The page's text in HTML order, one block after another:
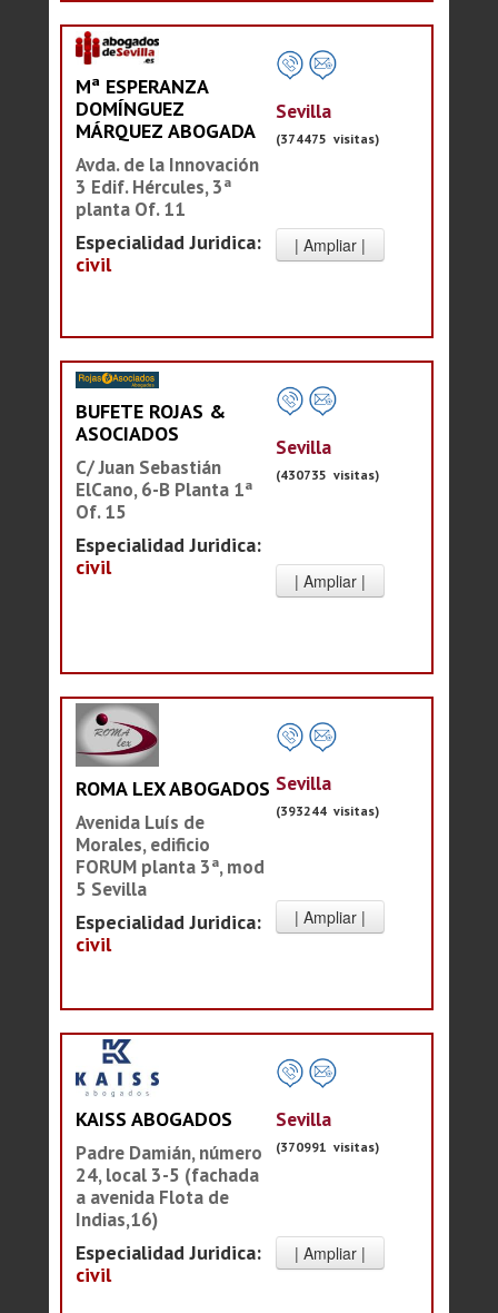
Mª ESPERANZA
DOMÍNGUEZ
MÁRQUEZ ABOGADA
Avda. de la Innovación
3 Edif. Hércules, 3ª
planta Of. 11
Especialidad Juridica:
civil
Sevilla
(374475 visitas)
BUFETE ROJAS &
ASOCIADOS
C/ Juan Sebastián
ElCano, 6-B Planta 1ª
Of. 15
Especialidad Juridica:
civil
Sevilla
(430735 visitas)
ROMA LEX ABOGADOS
Avenida Luís de
Morales, edificio
FORUM planta 3ª, mod
5 Sevilla
Especialidad Juridica:
civil
Sevilla
(393244 visitas)
KAISS ABOGADOS
Padre Damián, número
24, local 3-5 (fachada
a avenida Flota de
Indias,16)
Especialidad Juridica:
civil
Sevilla
(370991 visitas)